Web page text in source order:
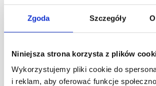
Zgoda Szczegóły
Niniejsza strona korzysta z plików
Wykorzystujemy pliki cookie do
i reklam, aby oferować funkcje